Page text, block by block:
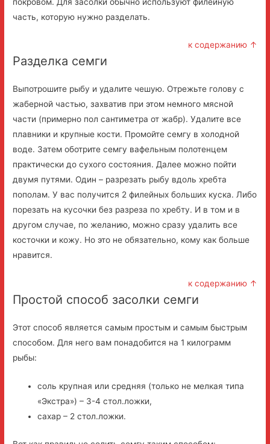
часть, которую нужно разделать.
к содержанию ↑
Разделка семги
Выпотрошите рыбу и удалите чешую. Отрежьте голову с
жаберной частью, захватив при этом немного мясной
части (примерно пол сантиметра от жабр). Удалите все
плавники и крупные кости. Промойте семгу в холодной
воде. Затем оботрите семгу вафельным полотенцем
практически до сухого состояния. Далее можно пойти
двумя путями. Один – разрезать рыбу вдоль хребта
пополам. У вас получится 2 филейных больших куска. Либо
порезать на кусочки без разреза по хребту. И в том и в
другом случае, по желанию, можно сразу удалить все
косточки и кожу. Но это не обязательно, кому как больше
нравится.
к содержанию ↑
Простой способ засолки семги
Этот способ является самым простым и самым быстрым
способом. Для него вам понадобится на 1 килограмм
рыбы:
соль крупная или средняя (только не мелкая типа
«Экстра») – 3-4 стол.ложки,
сахар – 2 стол.ложки.